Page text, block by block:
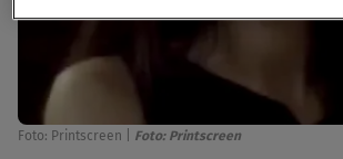
Foto: Printscreen Foto: Printscreen